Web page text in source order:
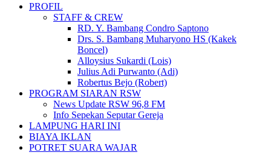
PROFIL
STAFF & CREW
RD. Y. Bambang Condro Saptono
Drs. S. Bambang Muharyono HS (Kakek
Boncel)
Alloysius Sukardi (Lois)
Julius Adi Purwanto (Adi)
Robertus Bejo (Robert)
PROGRAM SIARAN RSW
News Update RSW 96,8 FM
Info Sepekan Seputar Gereja
LAMPUNG HARI INI
BIAYA IKLAN
POTRET SUARA WAJAR